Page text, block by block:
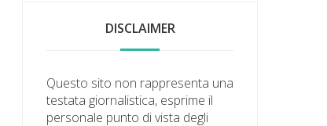
DISCLAIMER
Questo sito non rappresenta una
testata giornalistica, esprime il
personale punto di vista degli